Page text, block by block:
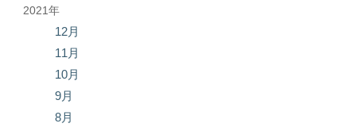
2021年
12月
11月
10月
9月
8月